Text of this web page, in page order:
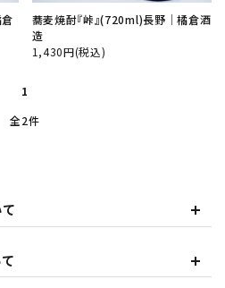
蕎麦焼酎『峠』(720ml)長野│橘倉酒
造
1,430円(税込)
1
全2件
検索する